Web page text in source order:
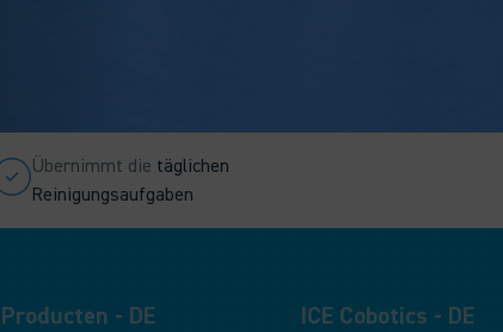
Übernimmt die täglichen
Reinigungsaufgaben
Producten - DE ICE Cobotics - DE